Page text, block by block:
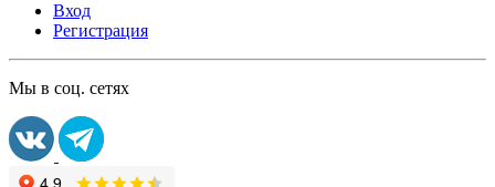
Вход
Регистрация
Мы в соц. сетях